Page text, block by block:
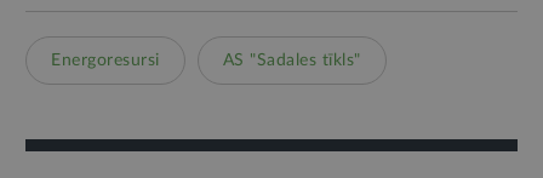
Energoresursi AS "Sadales tīkls"